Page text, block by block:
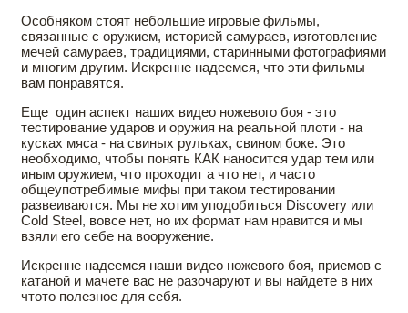
Особняком стоят небольшие игровые фильмы,
связанные с оружием, историей самураев, изготовление
мечей самураев, традициями, старинными фотографиями
и многим другим. Искренне надеемся, что эти фильмы
вам понравятся.
Еще один аспект наших видео ножевого боя - это
тестирование ударов и оружия на реальной плоти - на
кусках мяса - на свиных рульках, свином боке. Это
необходимо, чтобы понять КАК наносится удар тем или
иным оружием, что проходит а что нет, и часто
общеупотребимые мифы при таком тестировании
развеиваются. Мы не хотим уподобиться Discovery или
Cold Steel, вовсе нет, но их формат нам нравится и мы
взяли его себе на вооружение.
Искренне надеемся наши видео ножевого боя, приемов с
катаной и мачете вас не разочаруют и вы найдете в них
чтото полезное для себя.